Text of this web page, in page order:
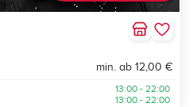
min. ab 12,00 €
13:00 - 22:00
13:00 - 22:00